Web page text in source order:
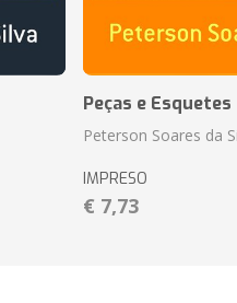
Peças e
Peterson Soares da
IMPRESO
€ 7,73